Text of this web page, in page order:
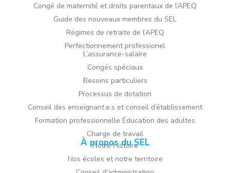
Congé de maternité et droits parentaux de l’APEQ
Guide des nouveaux membres du SEL
Régimes de retraite de l’APEQ
Perfectionnement professionel
L’assurance-salaire
Congés spéciaux
Besoins particuliers
Processus de dotation
Conseil des enseignant.e.s et conseil d’établissement
Formation professionnelle Éducation des adultes
Charge de travail
À propos du SEL
Notre Histoire
Nos écoles et notre territoire